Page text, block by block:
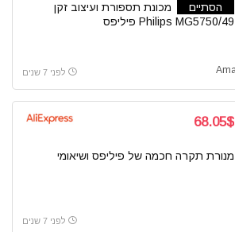
הסתיים
מכונת תספורת ועיצוב זקן
Philips MG5750/49 פיליפס
לפני 7 שנים
68.05$
מנורת תקרה חכמה של פיליפס ושיאומי
לפני 7 שנים